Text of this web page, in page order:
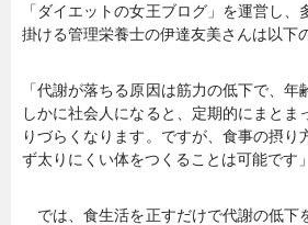
「ダイエットの女王ブログ」を運営し
掛ける管理栄養士の伊達友美さんは以下
「代謝が落ちる原因は筋力の低下で、
しかに社会人になると、定期的にまとま
りづらくなります。ですが、食事の摂り
ず太りにくい体をつくることは可能です」
では、食生活を正すだけで代謝の低下